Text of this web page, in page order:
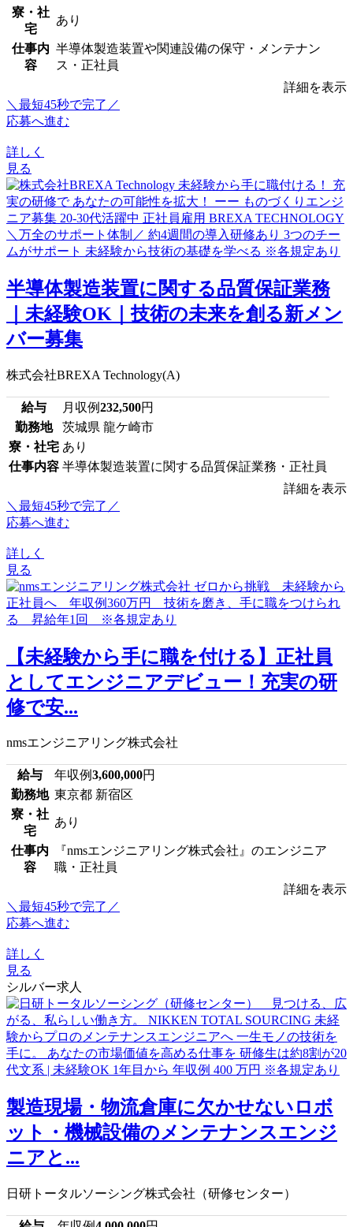
寮・社
宅
あり
仕事内
容
半導体製造装置や関連設備の保守・メンテナン
ス・正社員
詳細を表示
＼最短45秒で完了／
応募へ進む
詳しく
見る
半導体製造装置に関する品質保証業務
｜未経験OK｜技術の未来を創る新メン
バー募集
株式会社BREXA Technology(A)
給与 月収例232,500円
勤務地
茨城県 龍ケ崎市
寮・社宅 あり
仕事内容 半導体製造装置に関する品質保証業務・正社員
詳細を表示
＼最短45秒で完了／
応募へ進む
詳しく
見る
【未経験から手に職を付ける】正社員
としてエンジニアデビュー！充実の研
修で安...
nmsエンジニアリング株式会社
給与 年収例3,600,000円
勤務地 東京都 新宿区
寮・社
宅
あり
仕事内
容
『nmsエンジニアリング株式会社』のエンジニア
職・正社員
詳細を表示
＼最短45秒で完了／
応募へ進む
詳しく
見る
シルバー求人
製造現場・物流倉庫に欠かせないロボ
ット・機械設備のメンテナンスエンジ
ニアと...
日研トータルソーシング株式会社（研修センター）